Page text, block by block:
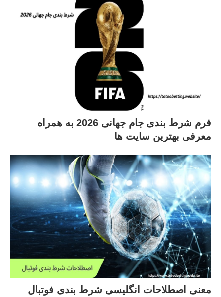
فرم شرط بندی جام جهانی 2026 به همراه
معرفی بهترین سایت ها
معنی اصطلاحات انگلیسی شرط بندی فوتبال